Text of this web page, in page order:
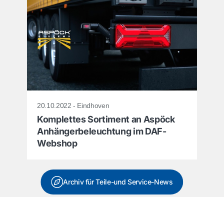
20.10.2022 - Eindhoven
Komplettes Sortiment an Aspöck
Anhängerbeleuchtung im DAF-
Webshop
Archiv für Teile-und Service-News